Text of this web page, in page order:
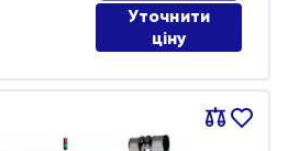
Уточнити
ціну
Порівняти
В